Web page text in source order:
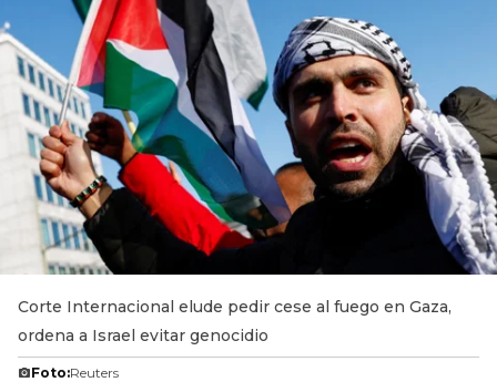
Corte Internacional elude pedir cese al fuego en Gaza,
ordena a Israel evitar genocidio
Foto:Reuters